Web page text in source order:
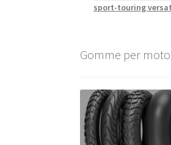
sport-touring
Gomme per moto